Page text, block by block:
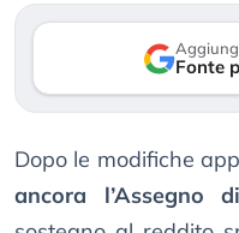
Fonte
Dopo le modifiche
ancora l’Assegno